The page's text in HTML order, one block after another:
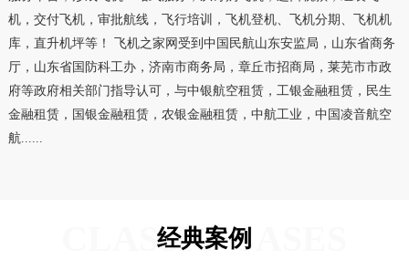
机，交付飞机，审批航线，飞行培训，飞机登机、飞机分期、飞机机
库，直升机坪等！ 飞机之家网受到中国民航山东安监局，山东省商务
厅，山东省国防科工办，济南市商务局，章丘市招商局，莱芜市市政
府等政府相关部门指导认可，与中银航空租赁，工银金融租赁，民生
金融租赁，国银金融租赁，农银金融租赁，中航工业，中国凌音航空
航......
CLASSIC CASES
经典案例